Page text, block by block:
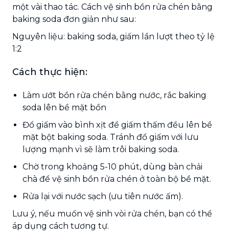
một vài thao tác. Cách vệ sinh bồn rửa chén bằng
baking soda đơn giản như sau:
Nguyên liệu: baking soda, giấm lần lượt theo tỷ lệ
1:2
Cách thực hiện:
Làm ướt bồn rửa chén bằng nước, rắc baking
soda lên bề mặt bồn
Đổ giấm vào bình xịt để giấm thấm đều lên bề
mặt bột baking soda. Tránh đổ giấm với lưu
lượng mạnh vì sẽ làm trôi baking soda.
Chờ trong khoảng 5-10 phút, dùng bàn chải
chà để vệ sinh bồn rửa chén ở toàn bộ bề mặt.
Rửa lại với nước sạch (ưu tiên nước ấm).
Lưu ý, nếu muốn vệ sinh vòi rửa chén, bạn có thể
áp dụng cách tương tự.